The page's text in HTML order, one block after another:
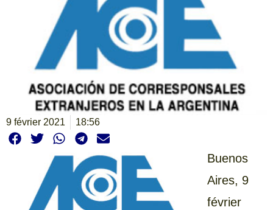
9 février 2021 18:56
Buenos
Aires, 9
février